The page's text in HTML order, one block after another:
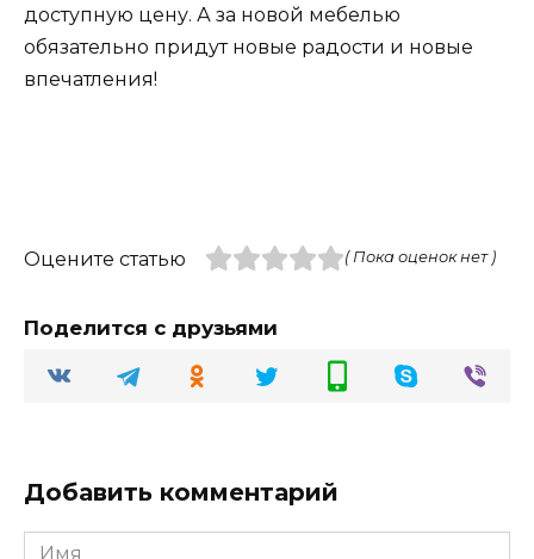
доступную цену. А за новой мебелью
обязательно придут новые радости и новые
впечатления!
Оцените статью ( Пока оценок нет )
Поделится с друзьями
Добавить комментарий
Имя